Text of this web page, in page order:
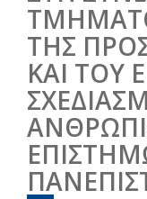
ΤΗΣ
ΚΑΙ ΤΟΥ